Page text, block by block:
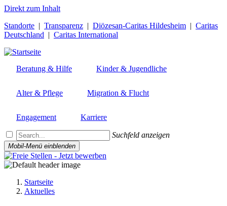
Direkt zum Inhalt
Standorte | Transparenz | Diözesan-Caritas Hildesheim | Caritas
Deutschland | Caritas International
Beratung & Hilfe Kinder & Jugendliche
Alter & Pflege Migration & Flucht
Engagement Karriere
Suchfeld anzeigen
Mobil-Menü einblenden
Pfadnavigation
Startseite
Aktuelles